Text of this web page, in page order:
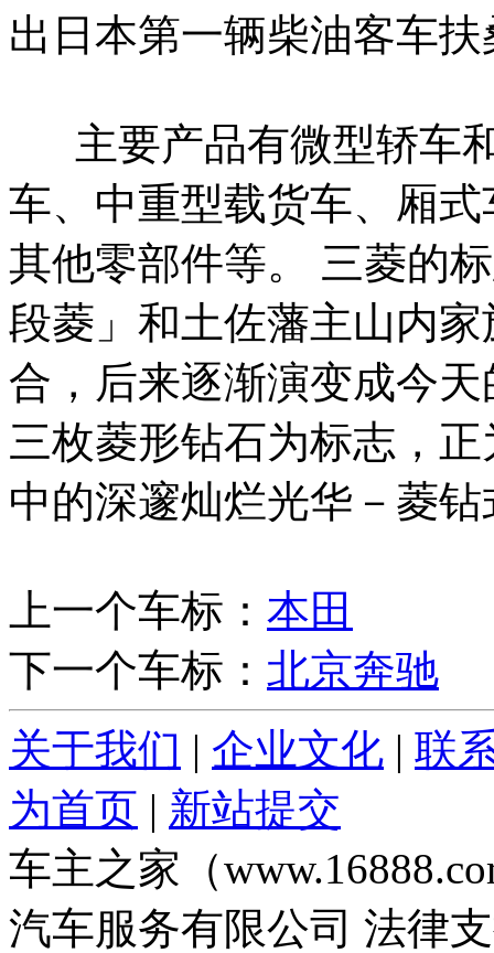
出日本第一辆柴油客车扶
主要产品有微型轿车
车、中重型载货车、厢
其他零部件等。 三菱的
段菱」和土佐藩主山内
合，后来逐渐演变成今
三枚菱形钻石为标志，
中的深邃灿烂光华－菱
上一个车标： 本田
下一个车标： 北京奔驰
关于我们 | 企业文化 | 联
为首页 | 新站提交
车主之家（
汽车服务有限公司 法律